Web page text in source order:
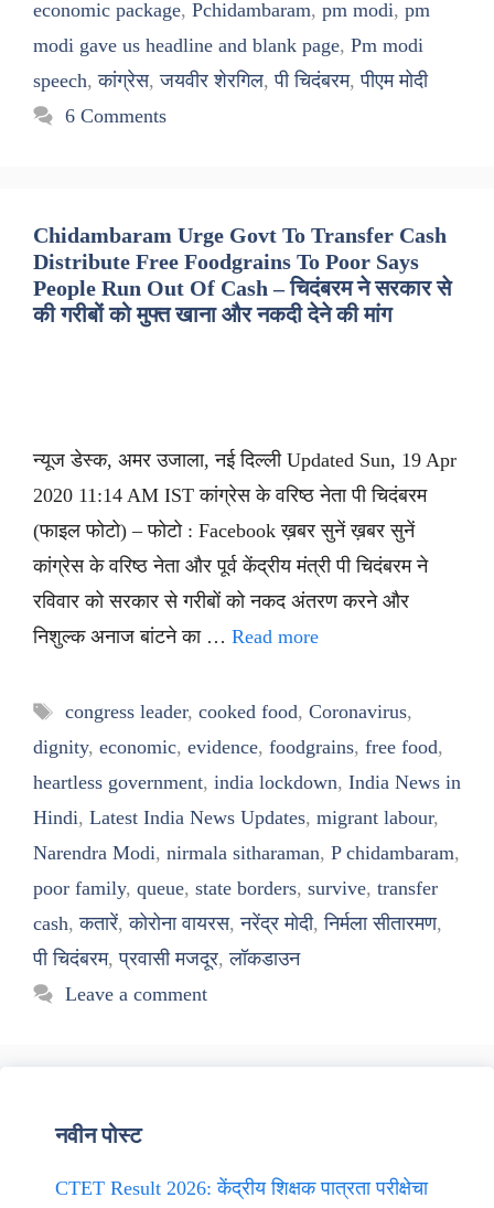
economic package, Pchidambaram, pm modi, pm
modi gave us headline and blank page, Pm modi
speech,कांग्रेस,जयवीर शेरगिल,पी चिदंबरम,पीएम मोदी
6 Comments
Chidambaram Urge Govt To Transfer Cash
Distribute Free Foodgrains To Poor Says
People Run Out Of Cash – चिदंबरम ने सरकार से
की गरीबों को मुफ्त खाना और नकदी देने की मांग
न्यूज डेस्क, अमर उजाला, नई दिल्ली Updated Sun, 19 Apr
2020 11:14 AM IST कांग्रेस के वरिष्ठ नेता पी चिदंबरम
(फाइल फोटो) – फोटो : Facebook ख़बर सुनें ख़बर सुनें
कांग्रेस के वरिष्ठ नेता और पूर्व केंद्रीय मंत्री पी चिदंबरम ने
रविवार को सरकार से गरीबों को नकद अंतरण करने और
निशुल्क अनाज बांटने का … Read more
Tags
congress leader, cooked food, Coronavirus,
dignity, economic, evidence, foodgrains, free food,
heartless government, india lockdown, India News in
Hindi, Latest India News Updates, migrant labour,
Narendra Modi, nirmala sitharaman, P chidambaram,
poor family, queue, state borders, survive, transfer
cash,कतारें,कोरोना वायरस,नरेंद्र मोदी,निर्मला सीतारमण,
पी चिदंबरम,प्रवासी मजदूर,लॉकडाउन
Leave a comment
नवीन पोस्ट
CTET Result 2026: केंद्रीय शिक्षक पात्रता परीक्षेचा